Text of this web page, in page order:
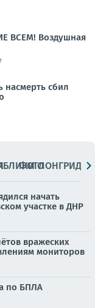
ВСЕМ! Воздушная
насмерть сбил
ФОТОЛОНГРИДЫ
начать
участке в ДНР
вражеских
мониторов
по БПЛА